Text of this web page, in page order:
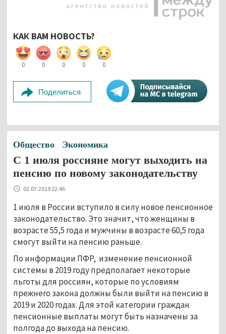
КАК ВАМ НОВОСТЬ?
0 0 0 0 0
Поделиться
Общество Экономика
С 1 июля россияне могут выходить на
пенсию по новому законодательству
02.07.2019 22:46
1 июля в России вступило в силу новое пенсионное
законодательство. Это значит, что женщины в
возрасте 55,5 года и мужчины в возрасте 60,5 года
смогут выйти на пенсию раньше.
По информации ПФР, изменение пенсионной
системы в 2019 году предполагает некоторые
льготы для россиян, которые по условиям
прежнего закона должны были выйти на пенсию в
2019 и 2020 годах. Для этой категории граждан
пенсионные выплаты могут быть назначены за
полгода до выхода на пенсию.